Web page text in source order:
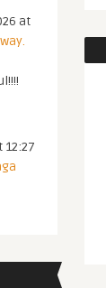
at
12:27